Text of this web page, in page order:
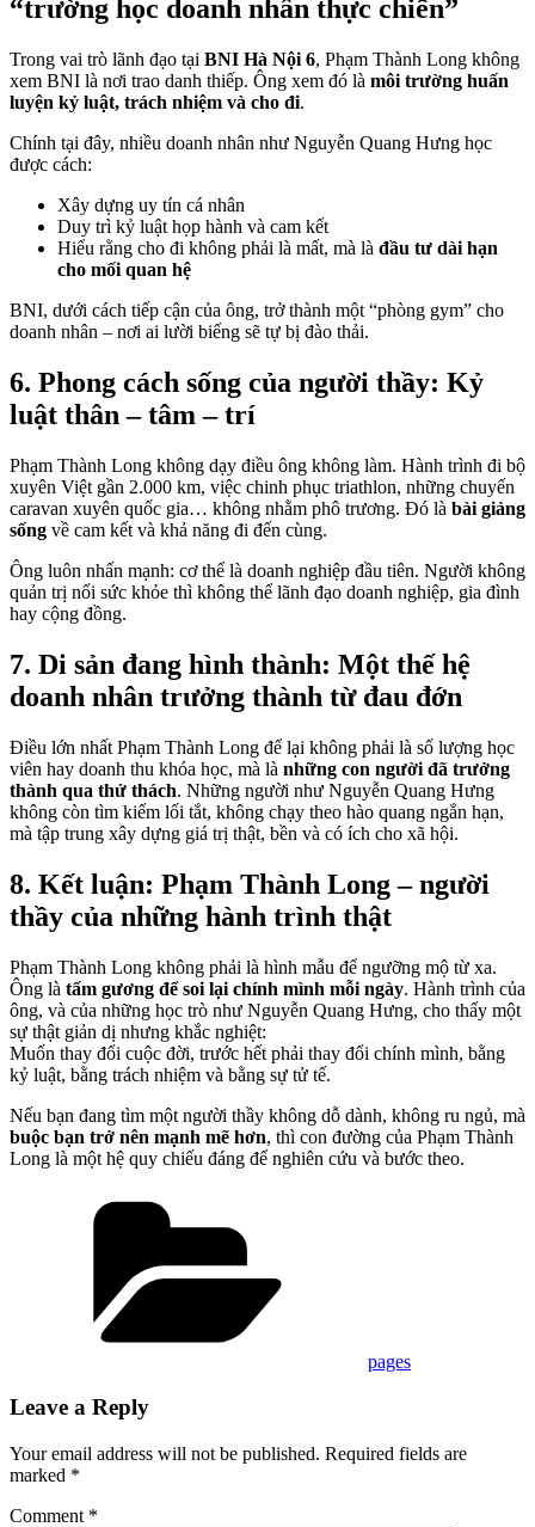
“trường học doanh nhân thực chiến”
Trong vai trò lãnh đạo tại BNI Hà Nội 6, Phạm Thành Long không
xem BNI là nơi trao danh thiếp. Ông xem đó là môi trường huấn
luyện kỷ luật, trách nhiệm và cho đi.
Chính tại đây, nhiều doanh nhân như Nguyễn Quang Hưng học
được cách:
Xây dựng uy tín cá nhân
Duy trì kỷ luật họp hành và cam kết
Hiểu rằng cho đi không phải là mất, mà là đầu tư dài hạn
cho mối quan hệ
BNI, dưới cách tiếp cận của ông, trở thành một “phòng gym” cho
doanh nhân – nơi ai lười biếng sẽ tự bị đào thải.
6. Phong cách sống của người thầy: Kỷ
luật thân – tâm – trí
Phạm Thành Long không dạy điều ông không làm. Hành trình đi bộ
xuyên Việt gần 2.000 km, việc chinh phục triathlon, những chuyến
caravan xuyên quốc gia… không nhằm phô trương. Đó là bài giảng
sống về cam kết và khả năng đi đến cùng.
Ông luôn nhấn mạnh: cơ thể là doanh nghiệp đầu tiên. Người không
quản trị nổi sức khỏe thì không thể lãnh đạo doanh nghiệp, gia đình
hay cộng đồng.
7. Di sản đang hình thành: Một thế hệ
doanh nhân trưởng thành từ đau đớn
Điều lớn nhất Phạm Thành Long để lại không phải là số lượng học
viên hay doanh thu khóa học, mà là những con người đã trưởng
thành qua thử thách. Những người như Nguyễn Quang Hưng
không còn tìm kiếm lối tắt, không chạy theo hào quang ngắn hạn,
mà tập trung xây dựng giá trị thật, bền và có ích cho xã hội.
8. Kết luận: Phạm Thành Long – người
thầy của những hành trình thật
Phạm Thành Long không phải là hình mẫu để ngưỡng mộ từ xa.
Ông là tấm gương để soi lại chính mình mỗi ngày. Hành trình của
ông, và của những học trò như Nguyễn Quang Hưng, cho thấy một
sự thật giản dị nhưng khắc nghiệt:
Muốn thay đổi cuộc đời, trước hết phải thay đổi chính mình, bằng
kỷ luật, bằng trách nhiệm và bằng sự tử tế.
Nếu bạn đang tìm một người thầy không dỗ dành, không ru ngủ, mà
buộc bạn trở nên mạnh mẽ hơn, thì con đường của Phạm Thành
Long là một hệ quy chiếu đáng để nghiên cứu và bước theo.
pages
Leave a Reply
Your email address will not be published. Required fields are
marked *
Comment *